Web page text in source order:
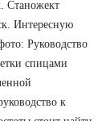
Станожект
Интересную
Руководство
спицами
к